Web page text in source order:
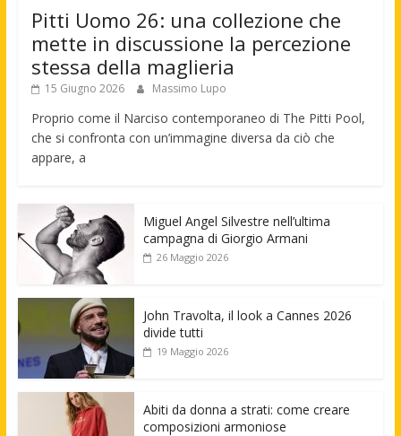
Pitti Uomo 26: una collezione che
mette in discussione la percezione
stessa della maglieria
15 Giugno 2026 Massimo Lupo
Proprio come il Narciso contemporaneo di The Pitti Pool,
che si confronta con un’immagine diversa da ciò che
appare, a
Miguel Angel Silvestre nell’ultima
campagna di Giorgio Armani
26 Maggio 2026
John Travolta, il look a Cannes 2026
divide tutti
19 Maggio 2026
Abiti da donna a strati: come creare
composizioni armoniose